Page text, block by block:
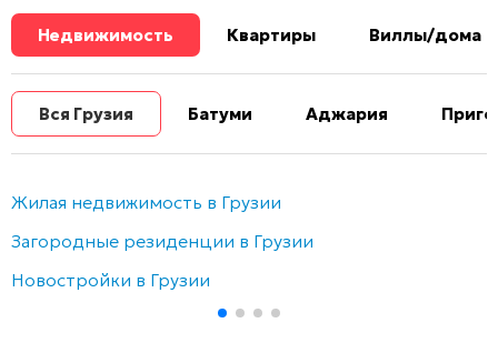
Недвижимость Квартиры Виллы/дома
Вся Грузия Батуми Аджария
Жилая недвижимость в Грузии
Загородные резиденции в Грузии
Новостройки в Грузии